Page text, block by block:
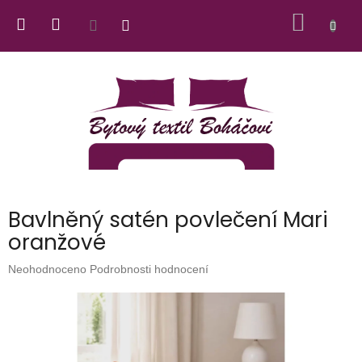
Bavlněný satén povlečení Mari
oranžové
Průměrné
Neohodnoceno Podrobnosti hodnocení